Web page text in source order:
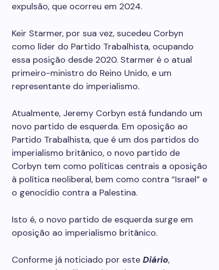
expulsão, que ocorreu em 2024.
Keir Starmer, por sua vez, sucedeu Corbyn
como líder do Partido Trabalhista, ocupando
essa posição desde 2020. Starmer é o atual
primeiro-ministro do Reino Unido, e um
representante do imperialismo.
Atualmente, Jeremy Corbyn está fundando um
novo partido de esquerda. Em oposição ao
Partido Trabalhista, que é um dos partidos do
imperialismo britânico, o novo partido de
Corbyn tem como políticas centrais a oposição
à política neoliberal, bem como contra “Israel” e
o genocídio contra a Palestina.
Isto é, o novo partido de esquerda surge em
oposição ao imperialismo britânico.
Conforme já noticiado por este Diário,